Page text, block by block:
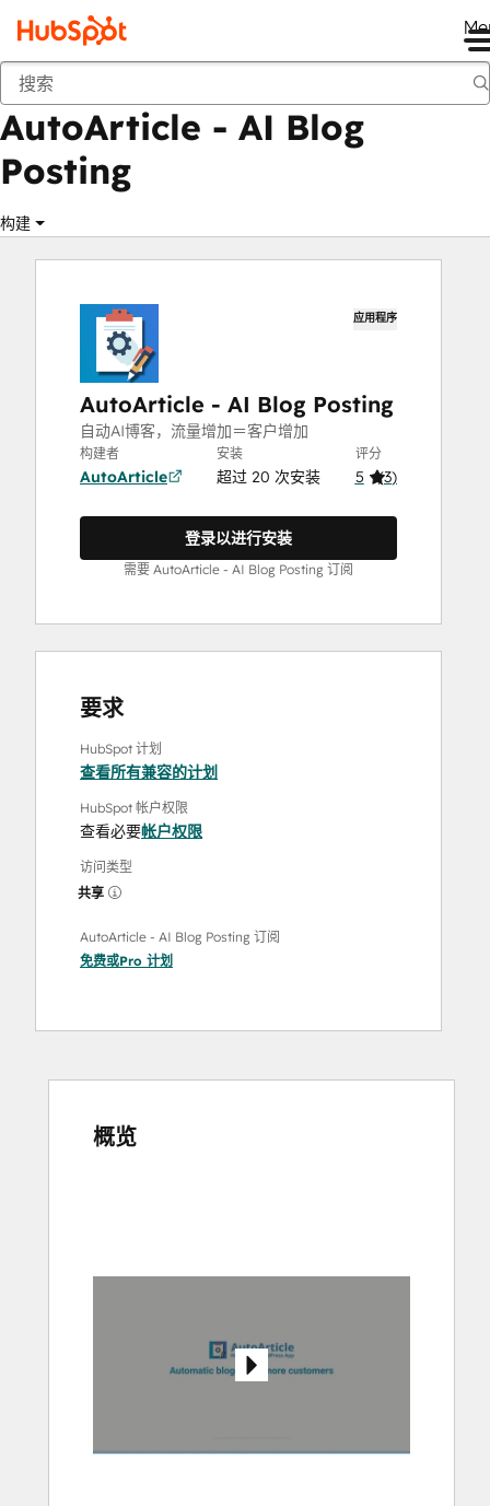
商城 应用程序
AutoArticle - AI Blog
Posting
构建
应用程序
AutoArticle - AI Blog Posting
自动AI博客，流量增加＝客户增加
构建者
AutoArticle
安装
超过 20 次安装
评分
5 (3)
登录以进行安装
需要 AutoArticle - AI Blog Posting 订阅
要求
HubSpot 计划
查看所有兼容的计划
HubSpot 帐户权限
查看必要帐户权限
访问类型
共享
AutoArticle - AI Blog Posting 订阅
免费或Pro 计划
概览